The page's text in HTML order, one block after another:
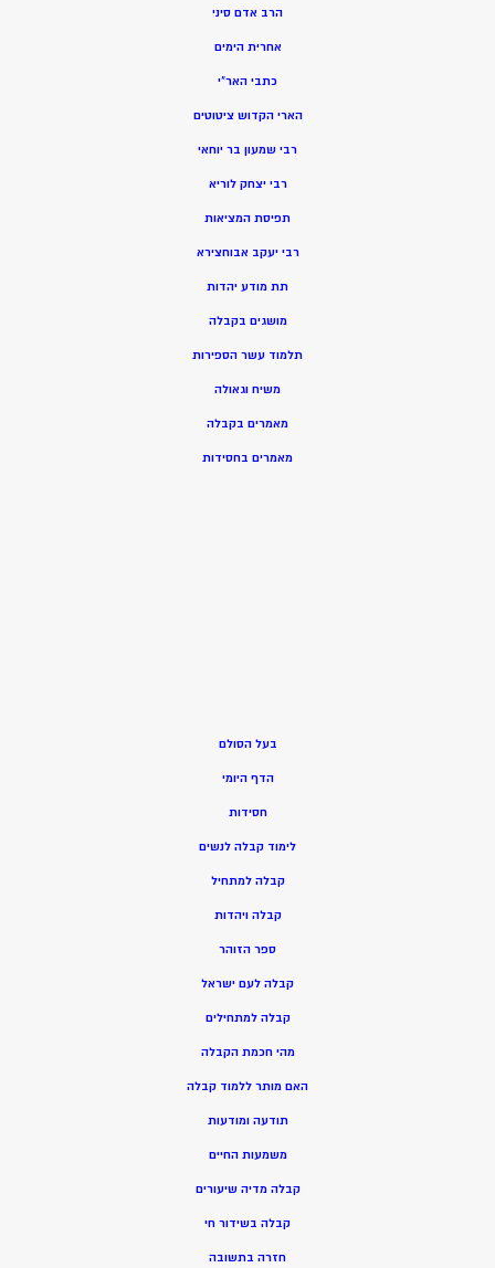
הרב אדם סיני
אחרית הימים
כתבי האר”י
הארי הקדוש ציטוטים
רבי שמעון בר יוחאי
רבי יצחק לוריא
תפיסת המציאות
רבי יעקב אבוחצירא
תת מודע יהדות
מושגים בקבלה
תלמוד עשר הספירות
משיח וגאולה
מאמרים בקבלה
מאמרים בחסידות
בעל הסולם
הדף היומי
חסידות
לימוד קבלה לנשים
קבלה למתחיל
קבלה ויהדות
ספר הזוהר
קבלה לעם ישראל
קבלה למתחילים
מהי חכמת הקבלה
האם מותר ללמוד קבלה
תודעה ומודעות
משמעות החיים
קבלה מדיה שיעורים
קבלה בשידור חי
חזרה בתשובה